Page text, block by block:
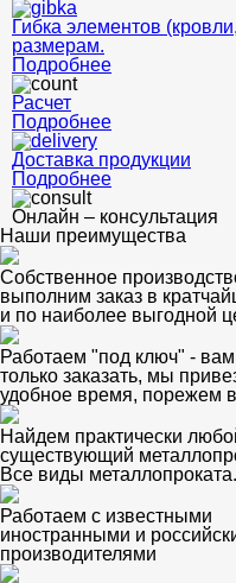
Гибка элементов
размерам.
Подробнее
Расчет
Подробнее
Доставка продукции
Подробнее
Онлайн – консультация
Наши преимущества
Собственное
выполним заказ в
и по наиболее выгодной
Работаем "под ключ" -
только заказать, мы
удобное время, порежем
Найдем практически
существующий
Все виды
Работаем с известными
иностранными и
производителями